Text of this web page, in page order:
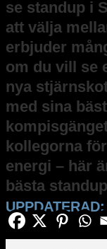
se standup i
att välja
erbjuder
om du vill se
nya
med sina
kollegorna
energi – här
bästa
UPPDATERAD: